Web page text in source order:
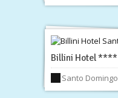
Billini Hotel ****
Santo Domingo